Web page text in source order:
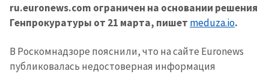
ru.euronews.com ограничен на основании решения
Генпрокуратуры от 21 марта, пишет meduza.io.
В Роскомнадзоре пояснили, что на сайте Euronews
публиковалась недостоверная информация